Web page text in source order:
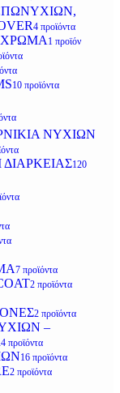
4 προϊόντα
ΧΡΩΜΑ 1 προϊόν
10 προϊόντα
ΝΥΧΙΩΝ
ΔΙΑΡΚΕΙΑΣ120
7 προϊόντα
2 προϊόντα
2 προϊόντα
–
4 προϊόντα
16 προϊόντα
2 προϊόντα